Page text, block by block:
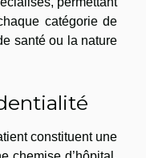
catégorie de
santé ou la nature
constituent une